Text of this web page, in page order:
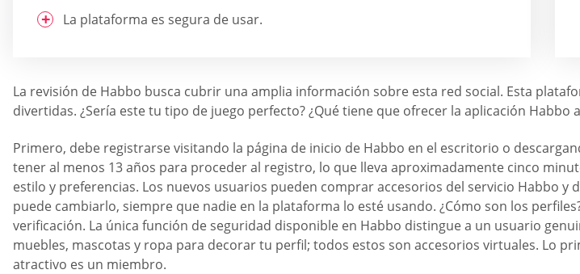
La plataforma es segura de usar.
La revisión de Habbo busca cubrir una amplia información sobre esta red social. Esta
divertidas. ¿Sería este tu tipo de juego perfecto? ¿Qué tiene que ofrecer la aplicación
Primero, debe registrarse visitando la página de inicio de Habbo en el escritorio o
tener al menos 13 años para proceder al registro, lo que lleva aproximadamente cinco
estilo y preferencias. Los nuevos usuarios pueden comprar accesorios del servicio Habbo
puede cambiarlo, siempre que nadie en la plataforma lo esté usando. ¿Cómo son los
verificación. La única función de seguridad disponible en Habbo distingue a un usuario
muebles, mascotas y ropa para decorar tu perfil; todos estos son accesorios virtuales. Lo
atractivo es un miembro.